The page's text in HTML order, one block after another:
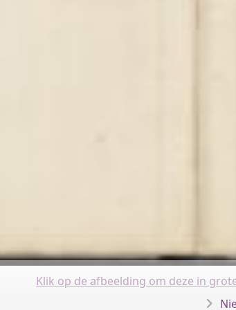
Klik op de afbeelding om deze in